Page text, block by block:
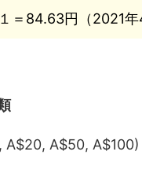
＝84.63円（2021年
A$20, A$50, A$100)